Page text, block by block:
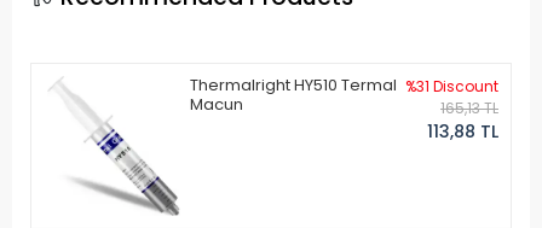
Thermalright HY510 Termal
Macun
%31 Discount
165,13 TL
113,88 TL